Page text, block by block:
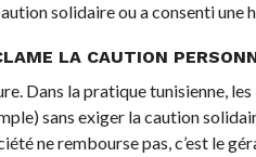
solidaire ou a consenti une
LA CAUTION
Dans la pratique tunisienne,
sans exiger la caution
ne rembourse pas, c’est le